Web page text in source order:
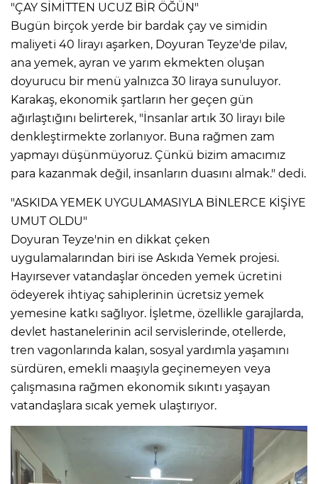
"ÇAY SİMİTTEN UCUZ BİR ÖĞÜN"
Bugün birçok yerde bir bardak çay ve simidin
maliyeti 40 lirayı aşarken, Doyuran Teyze'de pilav,
ana yemek, ayran ve yarım ekmekten oluşan
doyurucu bir menü yalnızca 30 liraya sunuluyor.
Karakaş, ekonomik şartların her geçen gün
ağırlaştığını belirterek, "İnsanlar artık 30 lirayı bile
denkleştirmekte zorlanıyor. Buna rağmen zam
yapmayı düşünmüyoruz. Çünkü bizim amacımız
para kazanmak değil, insanların duasını almak." dedi.
"ASKIDA YEMEK UYGULAMASIYLA BİNLERCE KİŞİYE
UMUT OLDU"
Doyuran Teyze'nin en dikkat çeken
uygulamalarından biri ise Askıda Yemek projesi.
Hayırsever vatandaşlar önceden yemek ücretini
ödeyerek ihtiyaç sahiplerinin ücretsiz yemek
yemesine katkı sağlıyor. İşletme, özellikle garajlarda,
devlet hastanelerinin acil servislerinde, otellerde,
tren vagonlarında kalan, sosyal yardımla yaşamını
sürdüren, emekli maaşıyla geçinemeyen veya
çalışmasına rağmen ekonomik sıkıntı yaşayan
vatandaşlara sıcak yemek ulaştırıyor.